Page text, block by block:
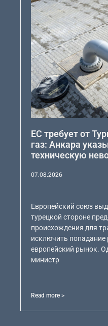
ЕС требует от
газ: Анкара
техническую
07.08.2026
Европейский союз
турецкой стороне
происхождения для
исключить попадание
европейский рынок.
министр
Read more >